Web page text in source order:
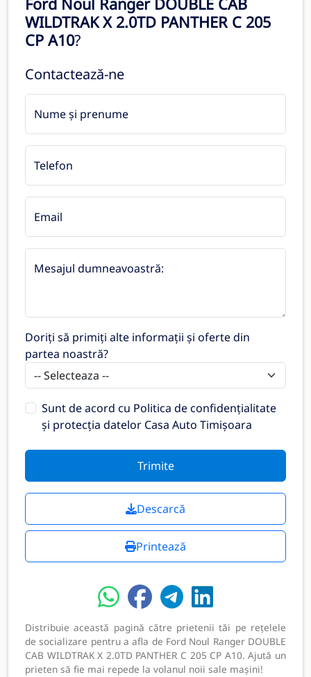
WILDTRAK X 2.0TD PANTHER C 205
CP A10?
Contactează-ne
Nume și prenume
Telefon
Email
Mesajul dumneavoastră:
Doriți să primiți alte informații și oferte din
partea noastră?
Sunt de acord cu Politica de confidențialitate
și protecția datelor Casa Auto Timișoara
Trimite
Descarcă
Printează
Distribuie această pagină către prietenii tăi pe rețelele
de socializare pentru a afla de Ford Noul Ranger DOUBLE
CAB WILDTRAK X 2.0TD PANTHER C 205 CP A10. Ajută un
prieten să fie mai repede la volanul noii sale mașini!